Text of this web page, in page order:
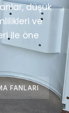
düşük
ve
ile öne
FANLARI